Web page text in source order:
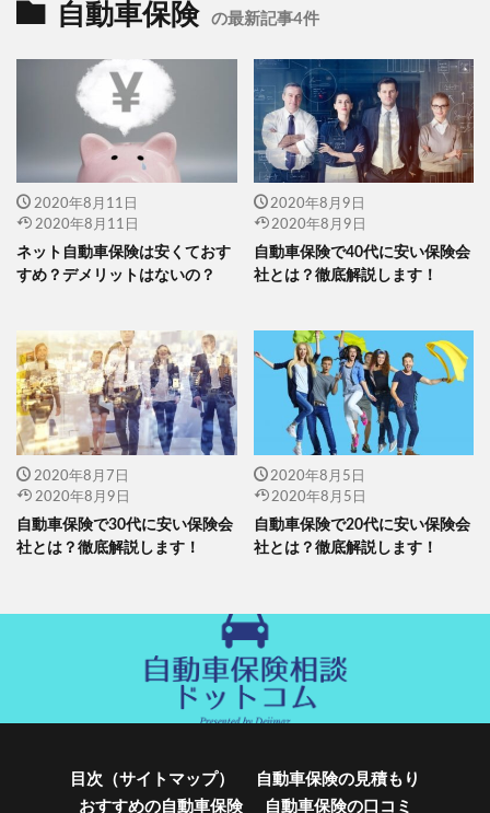
自動車保険 の最新記事4件
2020年8月11日
2020年8月11日
ネット自動車保険は安くておす
すめ？デメリットはないの？
2020年8月9日
2020年8月9日
自動車保険で40代に安い保険会
社とは？徹底解説します！
2020年8月7日
2020年8月9日
自動車保険で30代に安い保険会
社とは？徹底解説します！
2020年8月5日
2020年8月5日
自動車保険で20代に安い保険会
社とは？徹底解説します！
目次（サイトマップ）
自動車保険の見積もり
おすすめの自動車保険
自動車保険の口コミ